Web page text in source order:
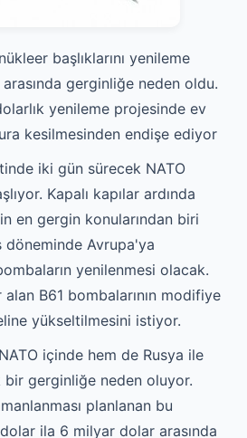
başlıklarını yenileme
gerginliğe neden oldu.
yenileme projesinde ev
kesilmesinden endişe ediyor
iki gün sürecek NATO
Kapalı kapılar ardında
en gergin konularından biri
döneminde Avrupa'ya
yenilenmesi olacak.
B61 bombalarının modifiye
yükseltilmesini istiyor.
içinde hem de Rusya ile
bir gerginliğe neden oluyor.
planlanan bu
ila 6 milyar dolar arasında